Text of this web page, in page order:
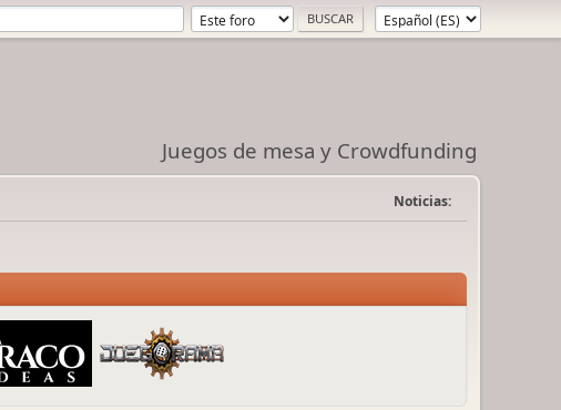
Juegos de mesa y Crowdfunding
Noticias: